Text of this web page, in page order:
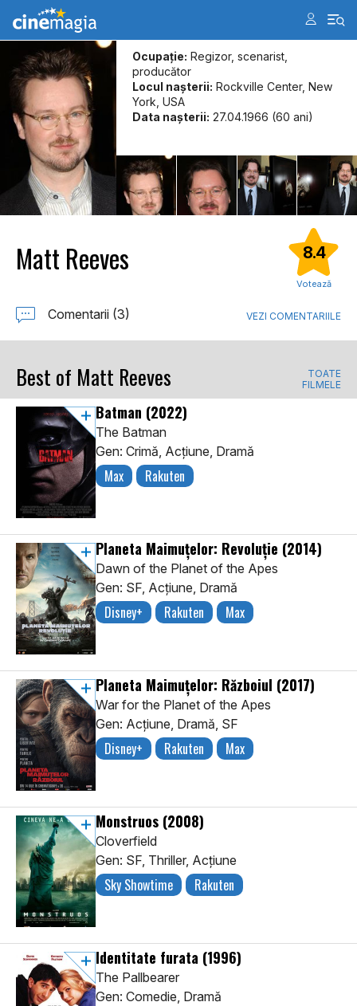
Ocupație: Regizor, scenarist,
producător
Locul naşterii: Rockville Center, New
York, USA
Data naşterii: 27.04.1966 (60 ani)
Matt Reeves 8.4
Votează
Comentarii (3) VEZI COMENTARIILE
Best of Matt Reeves
TOATE
FILMELE
Batman (2022)
The Batman
Gen: Crimă, Acţiune, Dramă
Max Rakuten
Planeta Maimuțelor: Revoluție (2014)
Dawn of the Planet of the Apes
Gen: SF, Acţiune, Dramă
Disney+ Rakuten Max
Planeta Maimuţelor: Războiul (2017)
War for the Planet of the Apes
Gen: Acţiune, Dramă, SF
Disney+ Rakuten Max
Monstruos (2008)
Cloverfield
Gen: SF, Thriller, Acţiune
Sky Showtime Rakuten
Identitate furata (1996)
The Pallbearer
Gen: Comedie, Dramă